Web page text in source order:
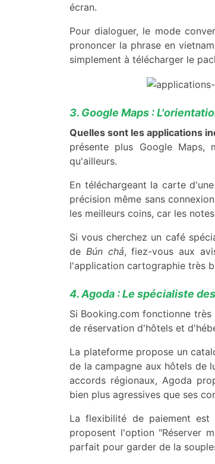
écran.
Pour dialoguer, le mode
prononcer la phrase en
simplement à télécharger le
3. Google Maps :
Quelles sont les applications
présente plus Google Maps,
qu'ailleurs.
En téléchargeant la carte
précision même sans
les meilleurs coins, car les
Si vous cherchez un café
de Bún chả, fiez-vous aux
l'application cartographie très
4. Agoda : Le spécialiste
Si Booking.com fonctionne
de réservation d'hôtels et
La plateforme propose un
de la campagne aux hôtels de
accords régionaux, Agoda
bien plus agressives que ses
La flexibilité de paiement est
proposent l'option "Réserver
parfait pour garder de la